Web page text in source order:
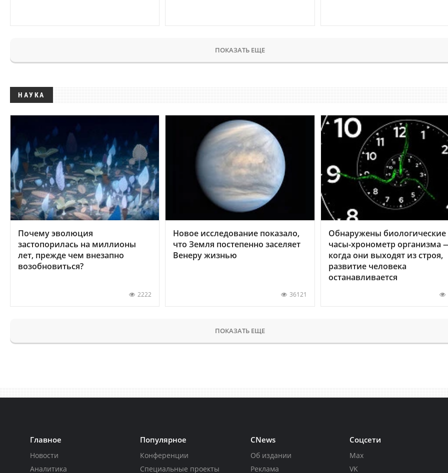
ПОКАЗАТЬ ЕЩЕ
НАУКА
Почему эволюция
застопорилась на миллионы
лет, прежде чем внезапно
возобновиться?
2222
Новое исследование показало,
что Земля постепенно заселяет
Венеру жизнью
36121
Обнаружены биологические
часы-хронометр организма
когда они выходят из строя,
развитие человека
останавливается
ПОКАЗАТЬ ЕЩЕ
Главное
Новости
Аналитика
Популярное
Конференции
Специальные проекты
CNews
Об издании
Реклама
Соцсети
Max
VK